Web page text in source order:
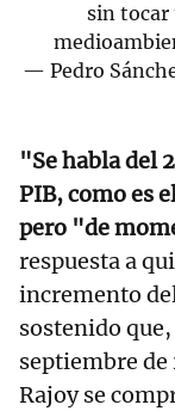
sin tocar
— Pedro
"Se habla del
PIB, como es
pero "de
respuesta a
incremento
sostenido
septiembre de
Rajoy se